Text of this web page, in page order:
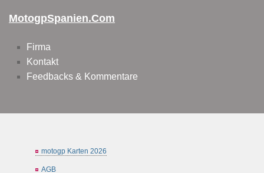
MotogpSpanien.com
Firma
Kontakt
Feedbacks & Kommentare
motogp Karten 2026
AGB